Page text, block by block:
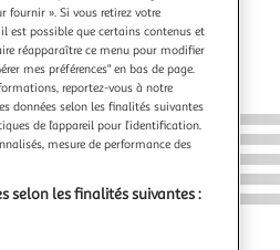
54,99€ / pce
fournir ». Si vous retirez votre
est possible que certains contenus et
réapparaître ce menu pour modifier
mes préférences" en bas de page.
reportez-vous à notre
données selon les finalités suivantes
de l’appareil pour l’identification.
mesure de performance des
selon les finalités suivantes :